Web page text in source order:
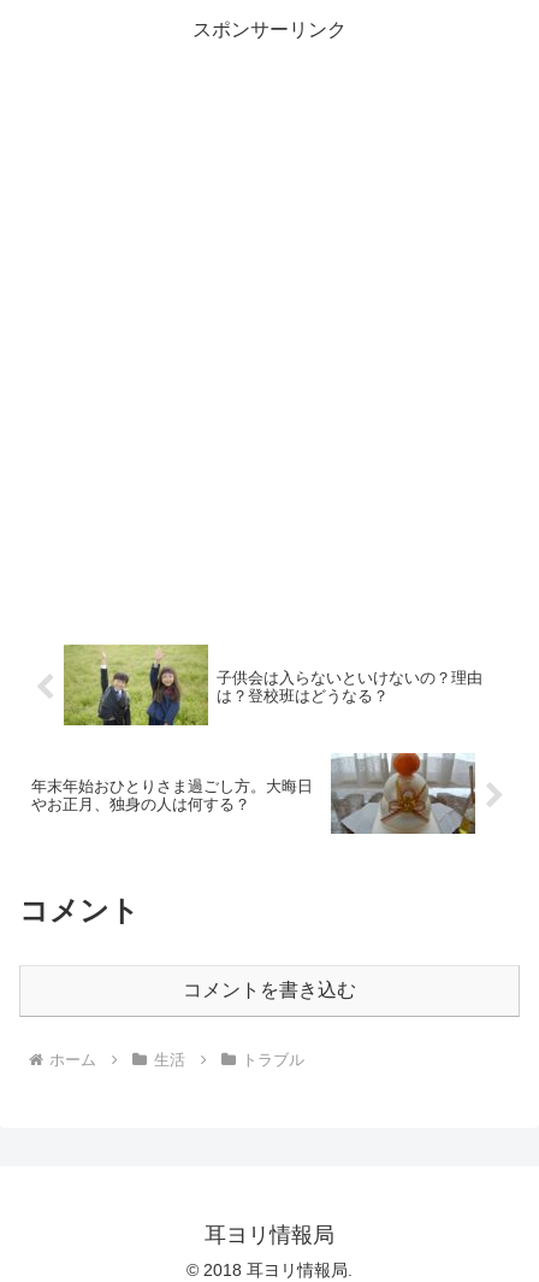
スポンサーリンク
子供会は入らないといけないの？理由
は？登校班はどうなる？
年末年始おひとりさま過ごし方。大晦日
やお正月、独身の人は何する？
コメント
コメントを書き込む
ホーム 生活 トラブル
耳ヨリ情報局
© 2018 耳ヨリ情報局.